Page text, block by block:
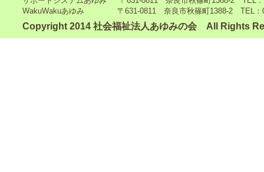
WakuWakuあゆみ 〒631-0811 奈良市秋篠町1388-2 TEL：
Copyright 2014 社会福祉法人あゆみの会 All Rights